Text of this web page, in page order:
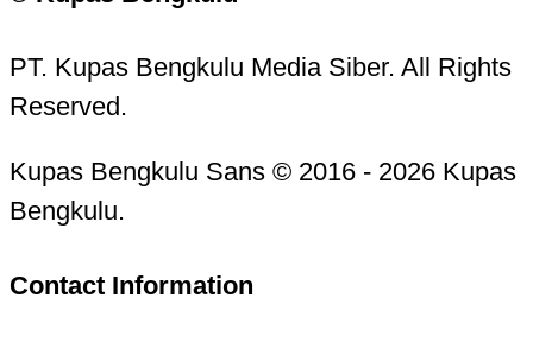
PT. Kupas Bengkulu Media Siber. All Rights
Reserved.
Kupas Bengkulu Sans © 2016 - 2026 Kupas
Bengkulu.
Contact Information